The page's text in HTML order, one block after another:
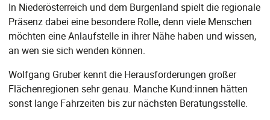
In Niederösterreich und dem Burgenland spielt die regionale
Präsenz dabei eine besondere Rolle, denn viele Menschen
möchten eine Anlaufstelle in ihrer Nähe haben und wissen,
an wen sie sich wenden können.
Wolfgang Gruber kennt die Herausforderungen großer
Flächenregionen sehr genau. Manche Kund:innen hätten
sonst lange Fahrzeiten bis zur nächsten Beratungsstelle.